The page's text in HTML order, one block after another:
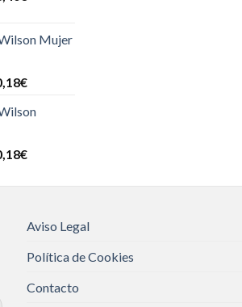
Mujer
€
€
Aviso Legal
Política de Cookies
Contacto